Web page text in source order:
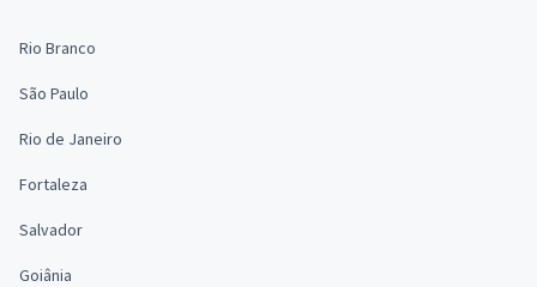
Rio Branco
São Paulo
Rio de Janeiro
Fortaleza
Salvador
Goiânia